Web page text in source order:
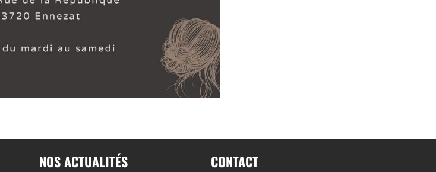
NOS ACTUALITÉS CONTACT